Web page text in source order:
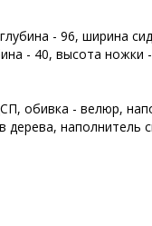
- 96, ширина
- 40, высота ножки
обивка - велюр,
наполнитель